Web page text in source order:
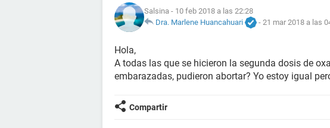
Salsina - 10 feb 2018 a las 22:28
Dra. Marlene Huancahuari
- 21 mar 2018 a las
Hola,
A todas las que se hicieron la segunda dosis de
embarazadas, pudieron abortar? Yo estoy igual
Compartir